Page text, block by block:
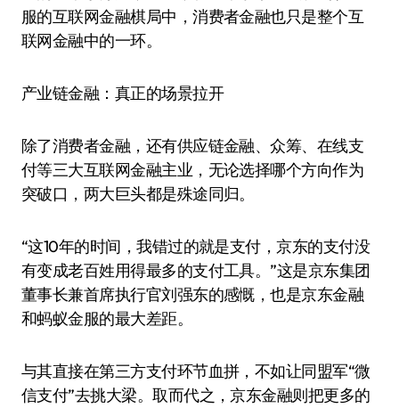
服的互联网金融棋局中，消费者金融也只是整个互
联网金融中的一环。
产业链金融：真正的场景拉开
除了消费者金融，还有供应链金融、众筹、在线支
付等三大互联网金融主业，无论选择哪个方向作为
突破口，两大巨头都是殊途同归。
“这10年的时间，我错过的就是支付，京东的支付没
有变成老百姓用得最多的支付工具。”这是京东集团
董事长兼首席执行官刘强东的感慨，也是京东金融
和蚂蚁金服的最大差距。
与其直接在第三方支付环节血拼，不如让同盟军“微
信支付”去挑大梁。取而代之，京东金融则把更多的